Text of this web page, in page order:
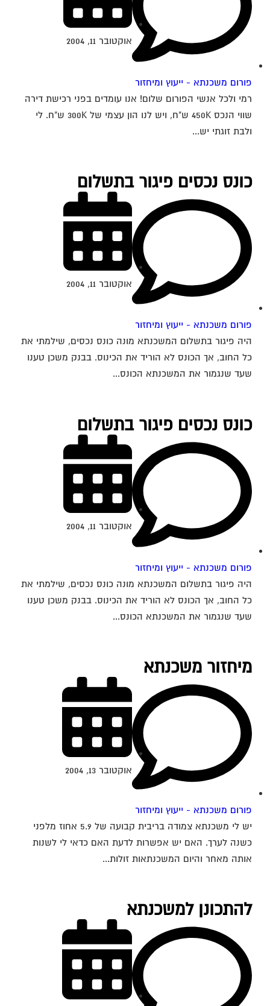
פורום משכנתא - ייעוץ ומיחזור
אוקטובר 11, 2004
רמי ולכל אנשי הפורום שלום! אנו עומדים בפני רכישת דירה
שווי הנכס 450K ש"ח, ויש לנו הון עצמי של 300K ש"ח. לי
ולבת זוגתי יש...
כונס נכסים פיגור בתשלום
פורום משכנתא - ייעוץ ומיחזור
אוקטובר 11, 2004
היה פיגור בתשלום המשכנתא מונה כונס נכסים, שילמתי את
כל החוב, אך הכונס לא הוריד את הכינוס. בבנק משכן טענו
שעד שנגמור את המשכנתא הכונס...
כונס נכסים פיגור בתשלום
פורום משכנתא - ייעוץ ומיחזור
אוקטובר 11, 2004
היה פיגור בתשלום המשכנתא מונה כונס נכסים, שילמתי את
כל החוב, אך הכונס לא הוריד את הכינוס. בבנק משכן טענו
שעד שנגמור את המשכנתא הכונס...
מיחזור משכנתא
פורום משכנתא - ייעוץ ומיחזור
אוקטובר 13, 2004
יש לי משכנתא צמודה בריבית קבועה של 5.9 אחוז מלפני
כשנה לערך. האם יש אפשרות לדעת האם כדאי לי לשנות
אותה מאחר והיום המשכנתאות זולות...
להתכונן למשכנתא